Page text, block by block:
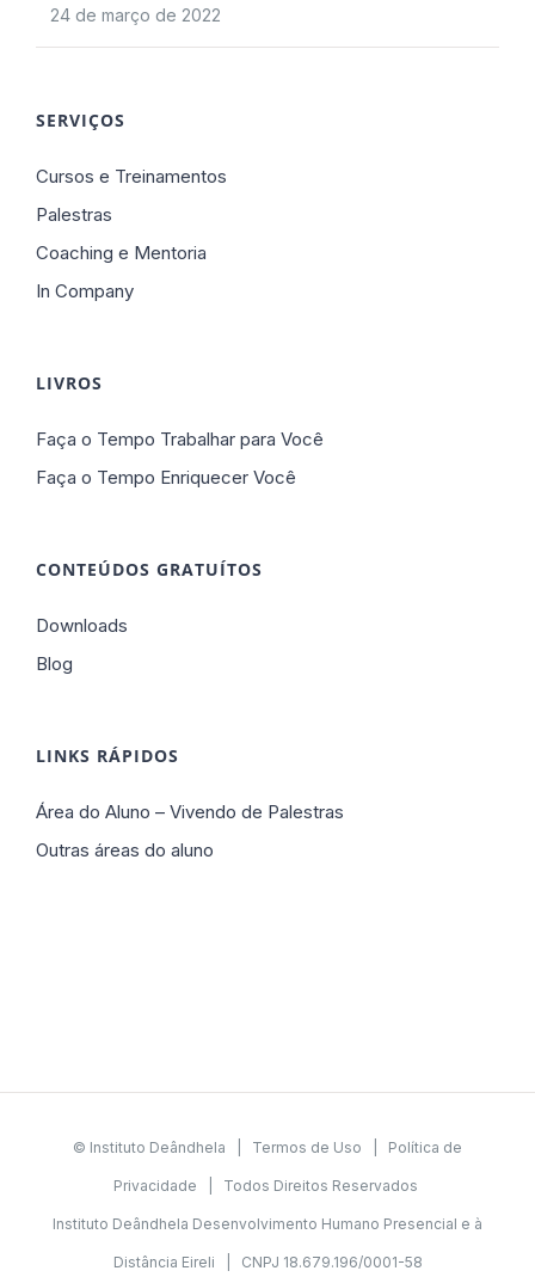
24 de março de 2022
SERVIÇOS
Cursos e Treinamentos
Palestras
Coaching e Mentoria
In Company
LIVROS
Faça o Tempo Trabalhar para Você
Faça o Tempo Enriquecer Você
CONTEÚDOS GRATUÍTOS
Downloads
Blog
LINKS RÁPIDOS
Área do Aluno – Vivendo de Palestras
Outras áreas do aluno
© Instituto Deândhela | Termos de Uso Política de
Privacidade | Todos Direitos Reservados
Instituto Deândhela Desenvolvimento Humano Presencial e à
Distância Eireli | CNPJ 18.679.196/0001-58